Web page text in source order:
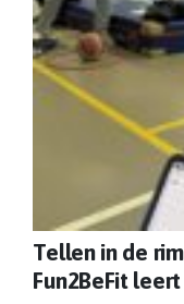
Tellen in de
Fun2BeFit